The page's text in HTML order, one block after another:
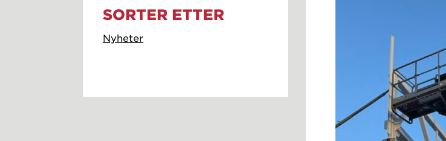
SORTER ETTER
Nyheter